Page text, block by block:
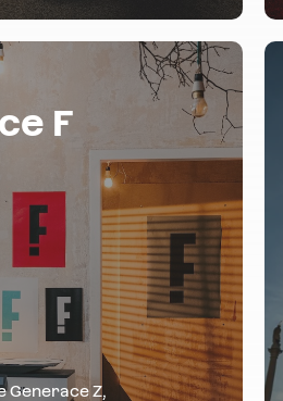
F
Generace Z,